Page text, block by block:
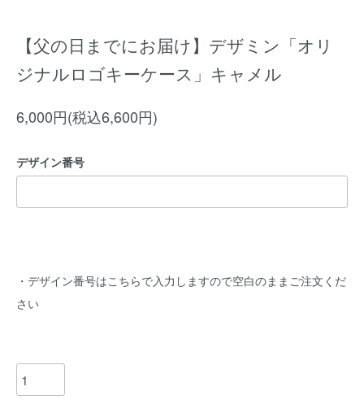
【父の日までにお届け】デザミン「オリ
ジナルロゴキーケース」キャメル
6,000円(税込6,600円)
デザイン番号
・デザイン番号はこちらで入力しますので空白のままご注文くだ
さい